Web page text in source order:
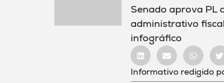
Senado aprova PL
administrativo
infográfico
Informativo redigido